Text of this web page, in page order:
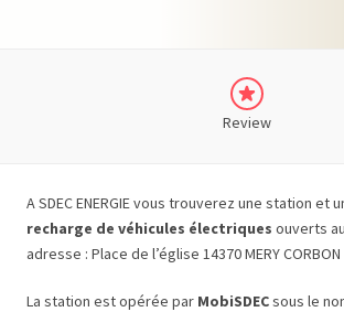
Review
A SDEC ENERGIE vous trouverez une station et
recharge de véhicules électriques ouverts
adresse : Place de l’église 14370 MERY CORBON
La station est opérée par MobiSDECsous le